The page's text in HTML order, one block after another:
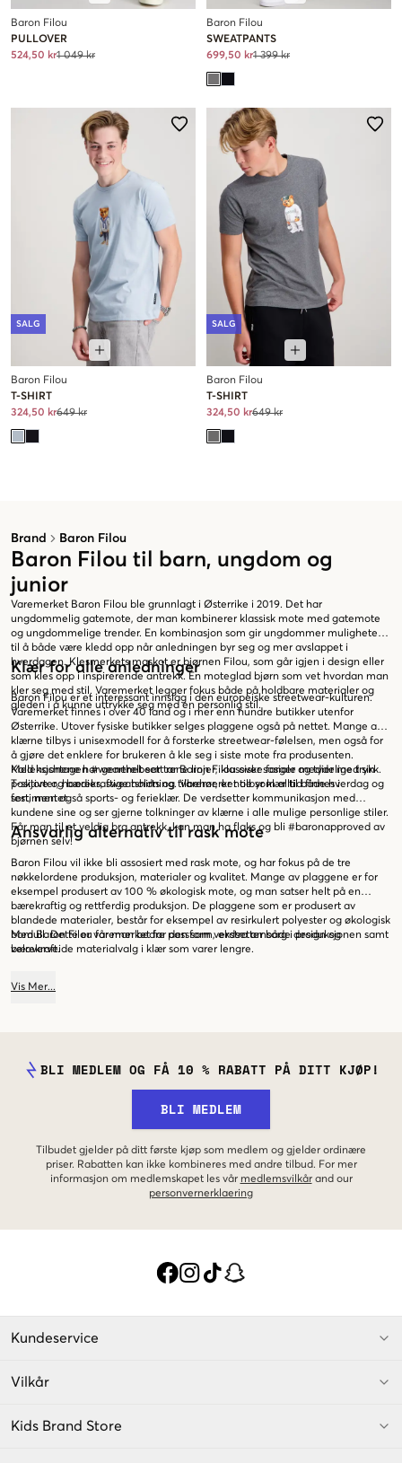
Brand Baron Filou
Baron Filou til barn, ungdom og
junior
Varemerket Baron Filou ble grunnlagt i Østerrike i 2019. Det har
ungdommelig gatemote, der man kombinerer klassisk mote med gatemote
og ungdommelige trender. En kombinasjon som gir ungdommer muligheten
til å både være kledd opp når anledningen byr seg og mer avslappet i
hverdagen. Klesmerkets maskot er bjørnen Filou, som går igjen i design eller
som kles opp i inspirerende antrekk. En moteglad bjørn som vet hvordan man
kler seg med stil. Varemerket legger fokus både på holdbare materialer og
gleden i å kunne uttrykke seg med en personlig stil.
Klær for alle anledninger
Baron Filou er et interessant innslag i den europeiske streetwear-kulturen.
Varemerket finnes i over 40 land og i mer enn hundre butikker utenfor
Østerrike. Utover fysiske butikker selges plaggene også på nettet. Mange av
klærne tilbys i unisexmodell for å forsterke streetwear-følelsen, men også for
å gjøre det enklere for brukeren å kle seg i siste mote fra produsenten.
Kolleksjonene har generelt sett rene linjer, klassiske farger og tydelige trykk.
T-skjorter, hoodies, sweatshirts og tilbehør, er noe som alltid finnes i
sortimentet.
Med hashtagen #wearthebear tar Baron Filou over sosiale medier med sin
positive og bærekraftige holdning. Varemerket tilbyr klær til både hverdag og
fest, men også sports- og ferieklær. De verdsetter kommunikasjon med
kundene sine og ser gjerne tolkninger av klærne i alle mulige personlige stiler.
Får man til et veldig bra antrekk, kan man ha flaks og bli #baronapproved av
bjørnen selv!
Ansvarlig alternativ til rask mote
Baron Filou vil ikke bli assosiert med rask mote, og har fokus på de tre
nøkkelordene produksjon, materialer og kvalitet. Mange av plaggene er for
eksempel produsert av 100 % økologisk mote, og man satser helt på en
bærekraftig og rettferdig produksjon. De plaggene som er produsert av
blandede materialer, består for eksempel av resirkulert polyester og økologisk
bomull. Dette er varemerket for den som verdsetter både design og
bærekraft.
Med Baron Filou får man bedre passform, ekstra omsorg i produksjonen samt
veloverveide materialvalg i klær som varer lengre.
Vis Mer...
Baron Filou
PULLOVER
524,50 kr1 049 kr
Baron Filou
SWEATPANTS
699,50 kr1 399 kr
SALG
Baron Filou
T-SHIRT
324,50 kr649 kr
SALG
Baron Filou
T-SHIRT
324,50 kr649 kr
BLI MEDLEM OG FÅ 10 % RABATT PÅ DITT KJØP!
BLI MEDLEM
Tilbudet gjelder på ditt første kjøp som medlem og gjelder ordinære
priser. Rabatten kan ikke kombineres med andre tilbud. For mer
informasjon om medlemskapet les vår medlemsvilkår and our
personvernerklaering
Kundeservice
Vilkår
Kids Brand Store